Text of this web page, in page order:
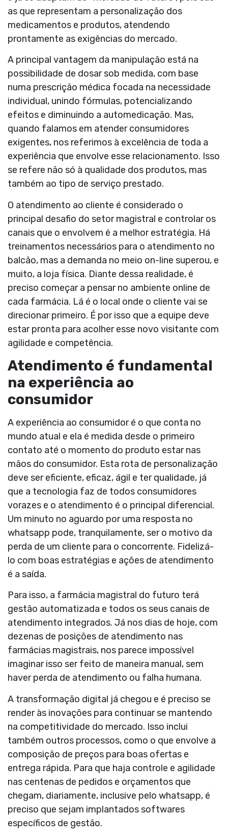
as que representam a personalização dos
medicamentos e produtos, atendendo
prontamente as exigências do mercado.
A principal vantagem da manipulação está na
possibilidade de dosar sob medida, com base
numa prescrição médica focada na necessidade
individual, unindo fórmulas, potencializando
efeitos e diminuindo a automedicação. Mas,
quando falamos em atender consumidores
exigentes, nos referimos à excelência de toda a
experiência que envolve esse relacionamento. Isso
se refere não só à qualidade dos produtos, mas
também ao tipo de serviço prestado.
O atendimento ao cliente é considerado o
principal desafio do setor magistral e controlar os
canais que o envolvem é a melhor estratégia. Há
treinamentos necessários para o atendimento no
balcão, mas a demanda no meio on-line superou, e
muito, a loja física. Diante dessa realidade, é
preciso começar a pensar no ambiente online de
cada farmácia. Lá é o local onde o cliente vai se
direcionar primeiro. É por isso que a equipe deve
estar pronta para acolher esse novo visitante com
agilidade e competência.
Atendimento é fundamental
na experiência ao
consumidor
A experiência ao consumidor é o que conta no
mundo atual e ela é medida desde o primeiro
contato até o momento do produto estar nas
mãos do consumidor. Esta rota de personalização
deve ser eficiente, eficaz, ágil e ter qualidade, já
que a tecnologia faz de todos consumidores
vorazes e o atendimento é o principal diferencial.
Um minuto no aguardo por uma resposta no
whatsapp pode, tranquilamente, ser o motivo da
perda de um cliente para o concorrente. Fidelizá-
lo com boas estratégias e ações de atendimento
é a saída.
Para isso, a farmácia magistral do futuro terá
gestão automatizada e todos os seus canais de
atendimento integrados. Já nos dias de hoje, com
dezenas de posições de atendimento nas
farmácias magistrais, nos parece impossível
imaginar isso ser feito de maneira manual, sem
haver perda de atendimento ou falha humana.
A transformação digital já chegou e é preciso se
render às inovações para continuar se mantendo
na competitividade do mercado. Isso inclui
também outros processos, como o que envolve a
composição de preços para boas ofertas e
entrega rápida. Para que haja controle e agilidade
nas centenas de pedidos e orçamentos que
chegam, diariamente, inclusive pelo whatsapp, é
preciso que sejam implantados softwares
específicos de gestão.